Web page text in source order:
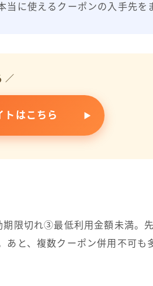
当に使えるクーポンの入手先を
／
トはこちら
限切れ③最低利用金額未満。
あと、複数クーポン併用不可も